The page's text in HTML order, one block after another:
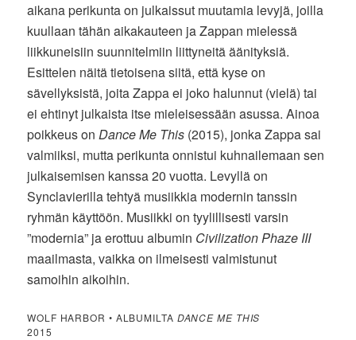
aikana perikunta on julkaissut muutamia levyjä, joilla
kuullaan tähän aikakauteen ja Zappan mielessä
liikkuneisiin suunnitelmiin liittyneitä äänityksiä.
Esittelen näitä tietoisena siitä, että kyse on
sävellyksistä, joita Zappa ei joko halunnut (vielä) tai
ei ehtinyt julkaista itse mieleisessään asussa. Ainoa
poikkeus onDance Me This (2015), jonka Zappa sai
valmiiksi, mutta perikunta onnistui kuhnailemaan sen
julkaisemisen kanssa 20 vuotta. Levyllä on
Synclavierilla tehtyä musiikkia modernin tanssin
ryhmän käyttöön. Musiikki on tyylillisesti varsin
”modernia” ja erottuu albumin Civilization Phaze III
maailmasta, vaikka on ilmeisesti valmistunut
samoihin aikoihin.
WOLF HARBOR • ALBUMILTA DANCE ME THIS
2015